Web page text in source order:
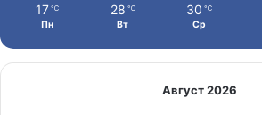
17 ℃
Пн
28 ℃
Вт
30 ℃
Ср
Август 2026